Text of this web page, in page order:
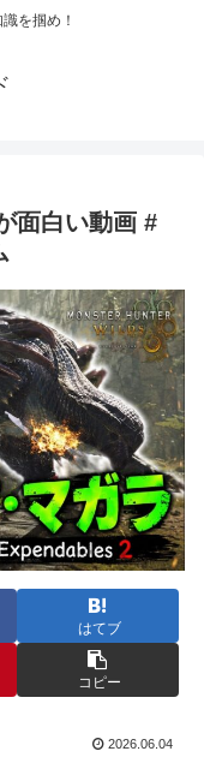
を掴め！
面白い動画 #
はてブ
コピー
2026.06.04